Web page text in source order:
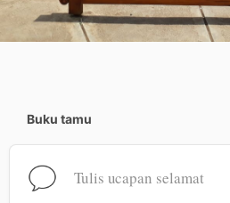
Buku tamu
Tulis ucapan selamat